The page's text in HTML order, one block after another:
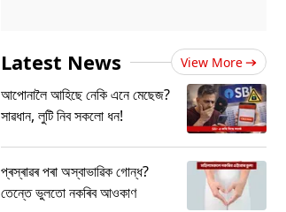
Latest News View More
আপোনালৈ আহিছে নেকি এনে মেছেজ?
সাৱধান, লুটি নিব সকলো ধন!
প্ৰস্ৰাৱৰ পৰা অস্বাভাৱিক গোন্ধ?
তেন্তে ভুলতো নকৰিব আওকাণ